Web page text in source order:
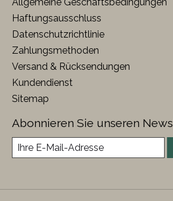
Haftungsausschluss
Datenschutzrichtlinie
Zahlungsmethoden
Versand & Rücksendungen
Kundendienst
Sitemap
Abonnieren Sie unseren